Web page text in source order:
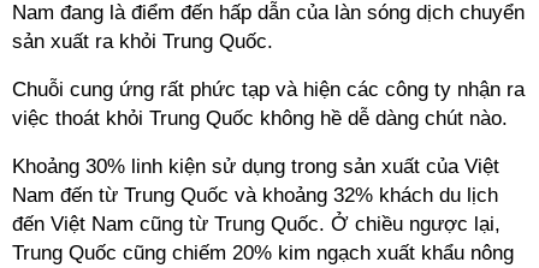
Nam đang là điểm đến hấp dẫn của làn sóng dịch chuyển
sản xuất ra khỏi Trung Quốc.
Chuỗi cung ứng rất phức tạp và hiện các công ty nhận ra
việc thoát khỏi Trung Quốc không hề dễ dàng chút nào.
Khoảng 30% linh kiện sử dụng trong sản xuất của Việt
Nam đến từ Trung Quốc và khoảng 32% khách du lịch
đến Việt Nam cũng từ Trung Quốc. Ở chiều ngược lại,
Trung Quốc cũng chiếm 20% kim ngạch xuất khẩu nông